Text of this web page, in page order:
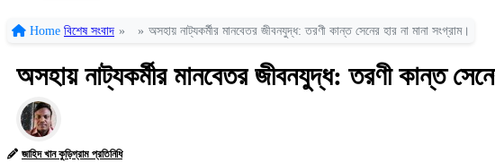
Home বিশেষ সংবাদ » » অসহায় নাট্যকর্মীর মানবেতর জীবনযুদ্ধ: তরণী কান্ত সেনের হার না মানা সংগ্রাম।
অসহায় নাট্যকর্মীর মানবেতর জীবনযুদ্ধ: তরণী কান্ত
জাহিদ খান কুড়িগ্রাম প্রতিনিধি